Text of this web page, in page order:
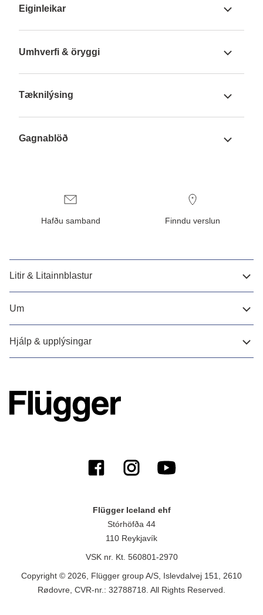
Eiginleikar
Umhverfi & öryggi
Tæknilýsing
Gagnablöð
Hafðu samband Finndu verslun
Litir & Litainnblastur
Um
Hjálp & upplýsingar
Flügger Iceland ehf
Stórhöfða 44
110 Reykjavík
VSK nr. Kt. 560801-2970
Copyright © 2026, Flügger group A/S, Islevdalvej 151, 2610
Rødovre, CVR-nr.: 32788718. All Rights Reserved.